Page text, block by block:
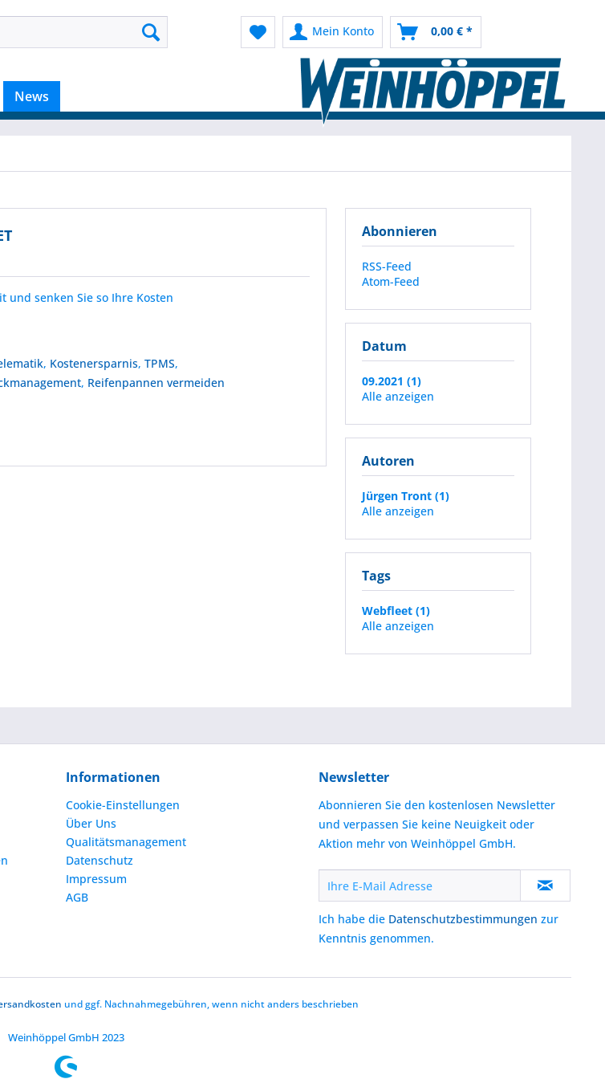
Mein Konto 0,00 € *
News
Abonnieren
RSS-Feed
Atom-Feed
Datum
09.2021 (1)
Alle anzeigen
Autoren
Jürgen Tront (1)
Alle anzeigen
Tags
Webfleet (1)
Alle anzeigen
und senken Sie so Ihre Kosten
, Kostenersparnis,TPMS,
, Reifenpannen vermeiden
Informationen
Cookie-Einstellungen
Über Uns
Qualitätsmanagement
Datenschutz
Impressum
AGB
Newsletter
Abonnieren Sie den kostenlosen Newsletter
und verpassen Sie keine Neuigkeit oder
Aktion mehr von Weinhöppel GmbH.
Ich habe die Datenschutzbestimmungen zur
Kenntnis genommen.
und ggf. Nachnahmegebühren, wenn nicht anders beschrieben
Weinhöppel GmbH 2023